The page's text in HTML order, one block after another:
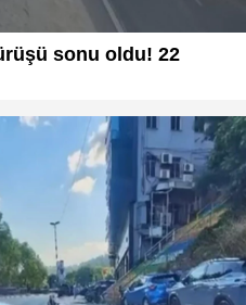
sonu oldu! 22